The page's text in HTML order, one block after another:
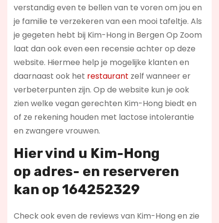
verstandig even te bellen van te voren om jou en
je familie te verzekeren van een mooi tafeltje. Als
je gegeten hebt bij Kim-Hong in Bergen Op Zoom
laat dan ook even een recensie achter op deze
website. Hiermee help je mogelijke klanten en
daarnaast ook het restaurant zelf wanneer er
verbeterpunten zijn. Op de website kun je ook
zien welke vegan gerechten Kim-Hong biedt en
of ze rekening houden met lactose intolerantie
en zwangere vrouwen.
Hier vind u Kim-Hong
op adres- en reserveren
kan op 164252329
Check ook even de reviews van Kim-Hong en zie